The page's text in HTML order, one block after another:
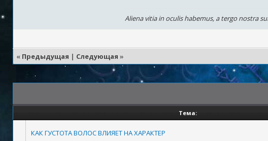
Aliena vitia in oculis habemus, а tergo nostra
« Предыдущая | Следующая »
Тема:
КАК ГУСТОТА ВОЛОС ВЛИЯЕТ НА ХАРАКТЕР